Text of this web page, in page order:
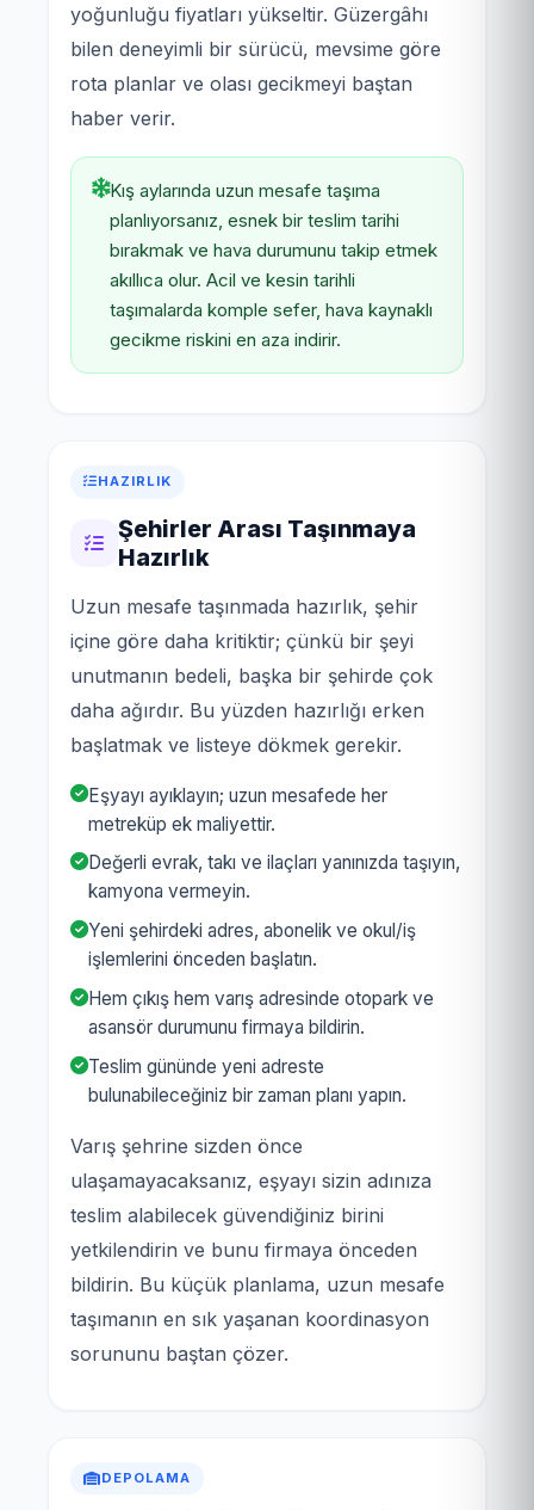
yoğunluğu fiyatları yükseltir. Güzergâhı
bilen deneyimli bir sürücü, mevsime göre
rota planlar ve olası gecikmeyi baştan
haber verir.
Kış aylarında uzun mesafe taşıma
planlıyorsanız, esnek bir teslim tarihi
bırakmak ve hava durumunu takip etmek
akıllıca olur. Acil ve kesin tarihli
taşımalarda komple sefer, hava kaynaklı
gecikme riskini en aza indirir.
HAZIRLIK
Şehirler Arası Taşınmaya
Hazırlık
Uzun mesafe taşınmada hazırlık, şehir
içine göre daha kritiktir; çünkü bir şeyi
unutmanın bedeli, başka bir şehirde çok
daha ağırdır. Bu yüzden hazırlığı erken
başlatmak ve listeye dökmek gerekir.
Eşyayı ayıklayın; uzun mesafede her
metreküp ek maliyettir.
Değerli evrak, takı ve ilaçları yanınızda taşıyın,
kamyona vermeyin.
Yeni şehirdeki adres, abonelik ve okul/iş
işlemlerini önceden başlatın.
Hem çıkış hem varış adresinde otopark ve
asansör durumunu firmaya bildirin.
Teslim gününde yeni adreste
bulunabileceğiniz bir zaman planı yapın.
Varış şehrine sizden önce
ulaşamayacaksanız, eşyayı sizin adınıza
teslim alabilecek güvendiğiniz birini
yetkilendirin ve bunu firmaya önceden
bildirin. Bu küçük planlama, uzun mesafe
taşımanın en sık yaşanan koordinasyon
sorununu baştan çözer.
DEPOLAMA